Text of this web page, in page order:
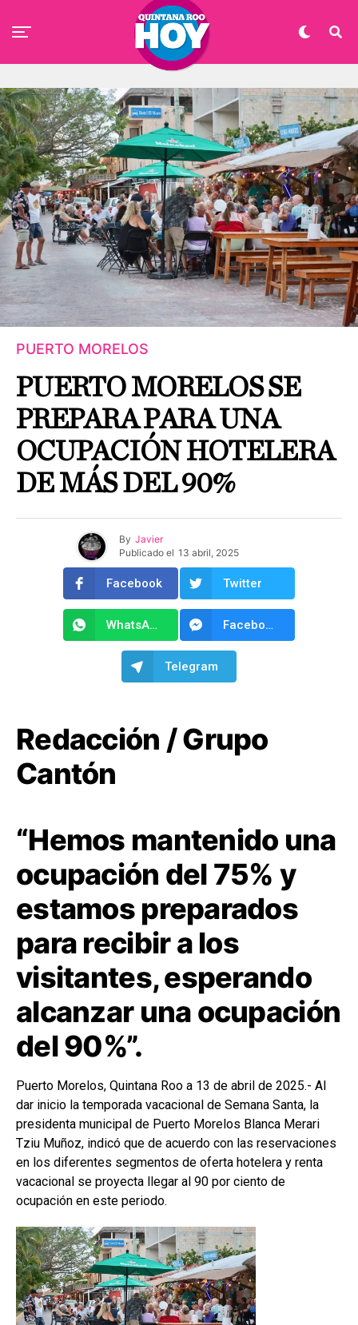
PUERTO MORELOS
PUERTO MORELOS SE
PREPARA PARA UNA
OCUPACIÓN HOTELERA
DE MÁS DEL 90%
By Javier
Publicado el 13 abril, 2025
Facebook Twitter
WhatsApp Facebook Messenger
Telegram
Redacción / Grupo
Cantón
“Hemos mantenido una
ocupación del 75% y
estamos preparados
para recibir a los
visitantes, esperando
alcanzar una ocupación
del 90%”.
Puerto Morelos, Quintana Roo a 13 de abril de 2025.- Al
dar inicio la temporada vacacional de Semana Santa, la
presidenta municipal de Puerto Morelos Blanca Merari
Tziu Muñoz, indicó que de acuerdo con las reservaciones
en los diferentes segmentos de oferta hotelera y renta
vacacional se proyecta llegar al 90 por ciento de
ocupación en este periodo.